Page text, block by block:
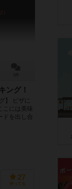
ング！
】 ピザに
こには美味
ドを出し合
27
持ってる